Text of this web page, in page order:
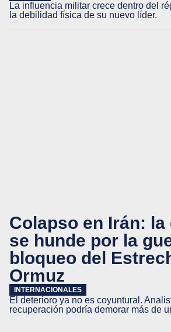
La influencia militar crece dentro del
la debilidad física de su nuevo líder.
Colapso en Irán:
se hunde por la
bloqueo del
Ormuz
INTERNACIONALES
El deterioro ya no es coyuntural.
recuperación podría demorar más de